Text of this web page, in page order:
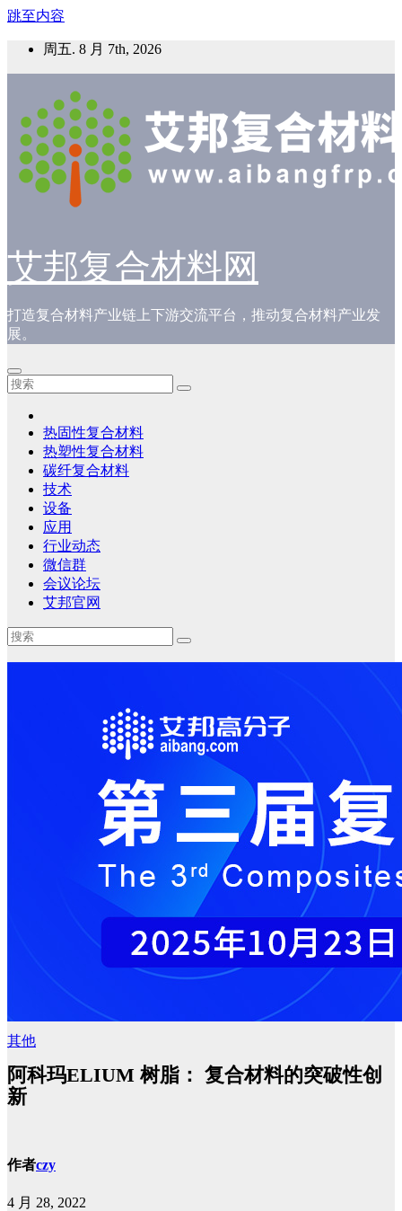
跳至内容
周五. 8 月 7th, 2026
艾邦复合材料网
打造复合材料产业链上下游交流平台，推动复合材料产业发
展。
热固性复合材料
热塑性复合材料
碳纤复合材料
技术
设备
应用
行业动态
微信群
会议论坛
艾邦官网
其他
阿科玛ELIUM 树脂： 复合材料的突破性创
新
作者czy
4 月 28, 2022